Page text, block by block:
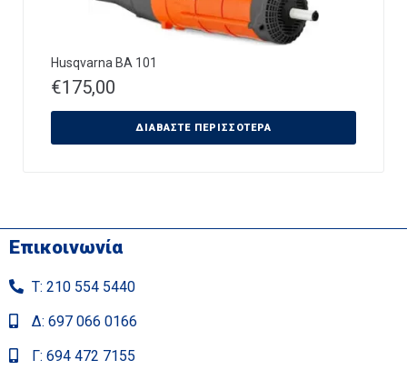
Husqvarna ΒΑ 101
€175,00
ΔΙΑΒΆΣΤΕ ΠΕΡΙΣΣΌΤΕΡΑ
Επικοινωνία
Τ: 210 554 5440
Δ: 697 066 0166
Γ: 694 472 7155